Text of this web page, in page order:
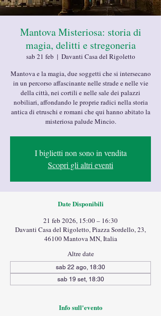
Mantova Misteriosa: storia di
magia, delitti e stregoneria
sab 21 feb
  |
Davanti Casa del Rigoletto
Mantova e la magia, due soggetti che si intersecano
in un percorso affascinante nelle strade e nelle vie
della città, nei cortili e nelle sale dei palazzi
nobiliari, affondando le proprie radici nella storia
antica di etruschi e romani che qui hanno abitato la
misteriosa palude Mincio.
I biglietti non sono in vendita
Scopri gli altri eventi
Date Disponibili
21 feb 2026, 15:00 – 16:30
Davanti Casa del Rigoletto, Piazza Sordello, 23,
46100 Mantova MN, Italia
Altre date
sab 22 ago, 18:30
sab 19 set, 18:30
Info sull'evento